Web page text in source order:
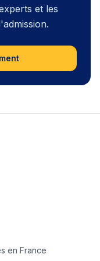
et les
en France